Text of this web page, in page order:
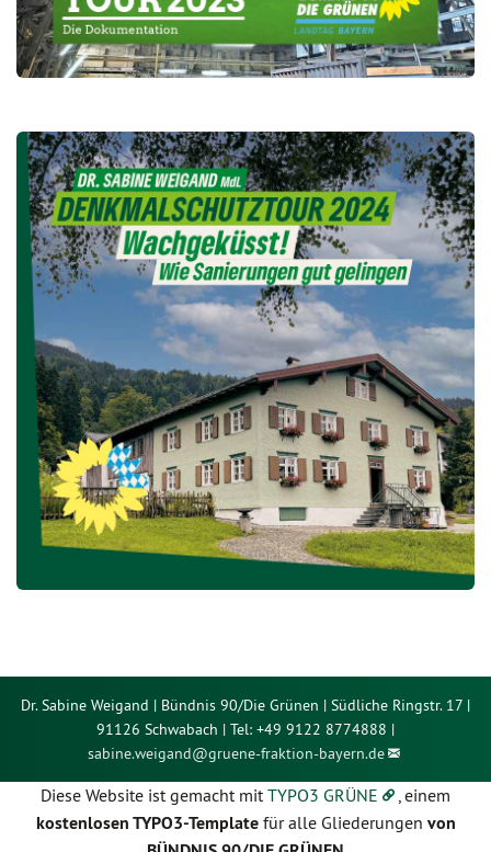
Dr. Sabine Weigand | Bündnis 90/Die Grünen | Südliche Ringstr. 17 |
91126 Schwabach | Tel: +49 9122 8774888 |
sabine.weigand@gruene-fraktion-bayern.de
Diese Website ist gemacht mitTYPO3 GRÜNE , einem
kostenlosen TYPO3-Templatefür alle Gliederungen von